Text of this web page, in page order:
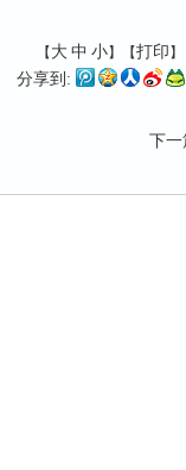
【 大 中 小】【打印 】
分享到:
下一